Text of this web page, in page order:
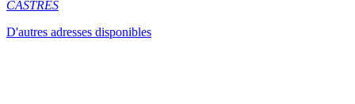
CASTRES
D'autres adresses disponibles